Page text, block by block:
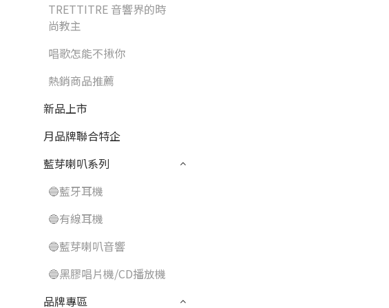
TRETTITRE 音響界的時
尚教主
唱歌怎能不揪你
熱銷商品推薦
新品上市
月品牌聯合特企
藍芽喇叭系列
🔵藍牙耳機
🔵有線耳機
🔵藍芽喇叭音響
🔵黑膠唱片機/CD播放機
品牌專區